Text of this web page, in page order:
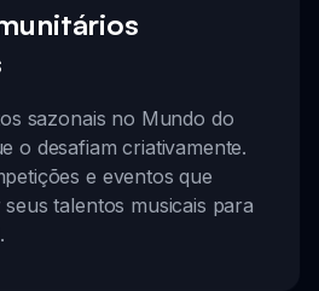
sazonais no Mundo do
o desafiam criativamente.
e eventos que
talentos musicais para